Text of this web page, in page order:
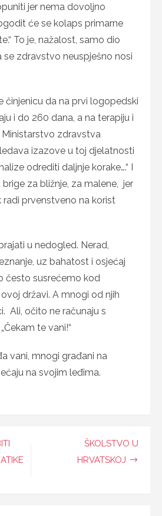
jer nema dovoljno
će se kolaps primarne
To je, nažalost, samo dio
zdravstvo neuspješno nosi
činjenicu da na prvi logopedski
i do 260 dana, a na terapiju i
zdravstva
izazove u toj djelatnosti
odrediti daljnje korake….“ I
za bližnje, za malene, jer
radi prvenstveno na korist
u nedogled. Nerad,
uz bahatost i osjećaj
često susrećemo kod
državi. A mnogi od njih
Ali, očito ne računaju s
te vani!“
vani, mnogi građani na
na svojim leđima.
ŠKOLSTVO U
HRVATSKOJ